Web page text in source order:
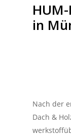
in
Nach der
Dach &